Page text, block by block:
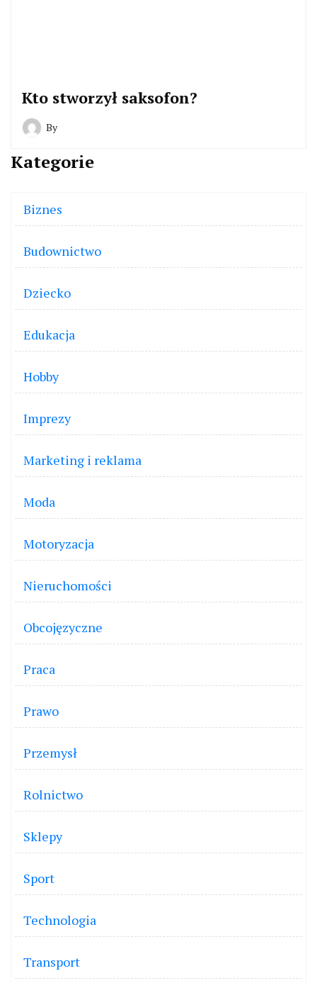
Kto stworzył saksofon?
By
Kategorie
Biznes
Budownictwo
Dziecko
Edukacja
Hobby
Imprezy
Marketing i reklama
Moda
Motoryzacja
Nieruchomości
Obcojęzyczne
Praca
Prawo
Przemysł
Rolnictwo
Sklepy
Sport
Technologia
Transport